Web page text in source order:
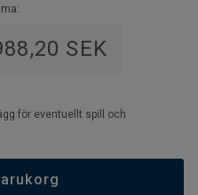
SEK
för eventuellt spill och